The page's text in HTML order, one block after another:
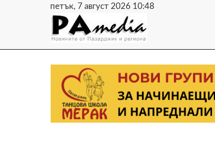
петък, 7 август 2026 10:48